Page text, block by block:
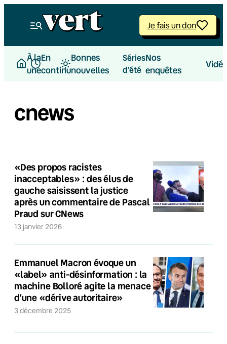
Je fais un don
À la
une
En
continu
Bonnes
nouvelles
Séries
d’été
Nos
enquêtes
cnews
«Des propos racistes
inacceptables» : des élus de
gauche saisissent la justice
après un commentaire de Pascal
Praud sur CNews
13 janvier 2026
Emmanuel Macron évoque un
«label» anti-désinformation : la
machine Bolloré agite la menace
d’une «dérive autoritaire»
3 décembre 2025